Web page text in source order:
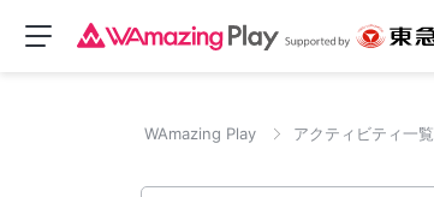
WAmazing Play アクティビティ一覧